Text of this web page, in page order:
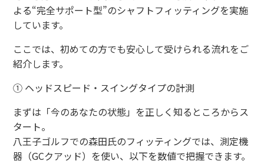
よる“完全サポート型”のシャフトフィッティングを実施
しています。
ここでは、初めての方でも安心して受けられる流れをご
紹介します。
① ヘッドスピード・スイングタイプの計測
まずは「今のあなたの状態」を正しく知るところからス
タート。
八王子ゴルフでの森田氏のフィッティングでは、測定機
器（GCクアッド）を使い、以下を数値で把握できます。